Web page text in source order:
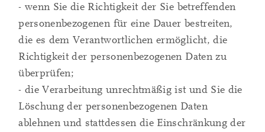
- wenn Sie die Richtigkeit der Sie betreffenden
personenbezogenen für eine Dauer bestreiten,
die es dem Verantwortlichen ermöglicht, die
Richtigkeit der personenbezogenen Daten zu
überprüfen;
- die Verarbeitung unrechtmäßig ist und Sie die
Löschung der personenbezogenen Daten
ablehnen und stattdessen die Einschränkung der